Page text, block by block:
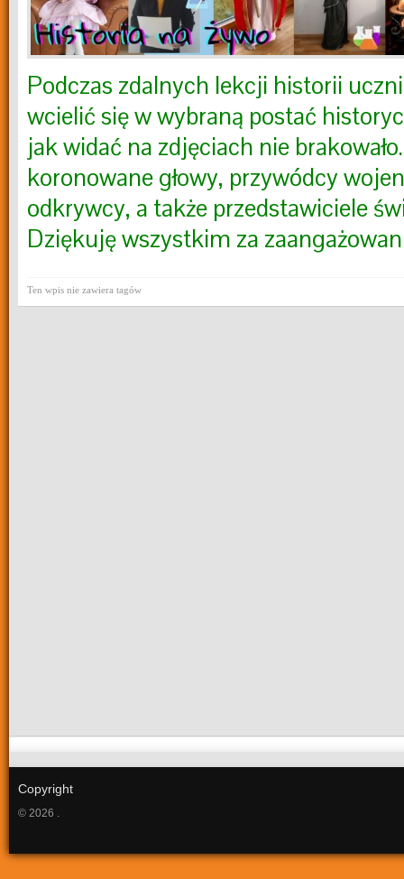
Podczas zdalnych lekcji historii
wcielić się w wybraną postać
jak widać na zdjęciach nie
koronowane głowy, przywódcy
odkrywcy, a także przedstawiciele
Dziękuję wszystkim za
Ten wpis nie zawiera tagów
Copyright
© 2026 .